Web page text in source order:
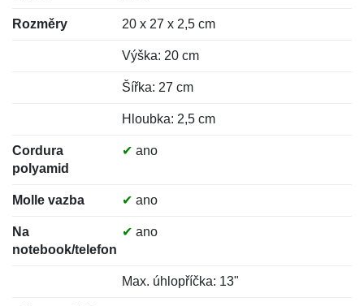
Rozměry 20 x 27 x 2,5 cm
Výška: 20 cm
Šířka: 27 cm
Hloubka: 2,5 cm
Cordura
polyamid
✔ ano
Molle vazba ✔ ano
Na
notebook/telefon
✔ ano
Max. úhlopříčka: 13"